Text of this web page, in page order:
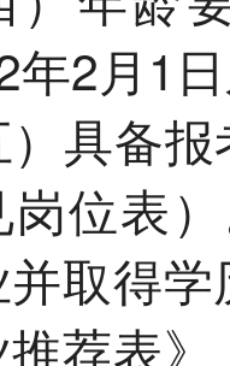
年2月 1
）具备
岗位表
取得
荐表